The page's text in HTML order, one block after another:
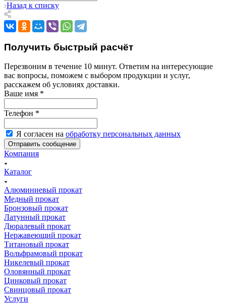
Назад к списку
Получить быстрый расчёт
Перезвоним в течение 10 минут. Ответим на интересующие
вас вопросы, поможем с выбором продукции и услуг,
расскажем об условиях доставки.
Ваше имя *
Телефон *
Я согласен на обработку персональных данных
Компания
Каталог
Алюминиевый прокат
Медный прокат
Бронзовый прокат
Латунный прокат
Дюралевый прокат
Нержавеющий прокат
Титановый прокат
Вольфрамовый прокат
Никелевый прокат
Оловянный прокат
Цинковый прокат
Свинцовый прокат
Услуги